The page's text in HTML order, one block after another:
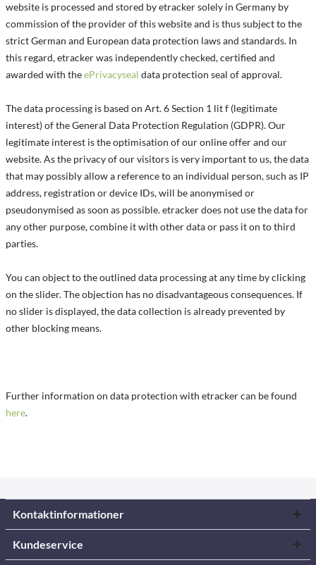
website is processed and stored by etracker solely in Germany by
commission of the provider of this website and is thus subject to the
strict German and European data protection laws and standards. In
this regard, etracker was independently checked, certified and
awarded with theePrivacyseal data protection seal of approval.
The data processing is based on Art. 6 Section 1 lit f (legitimate
interest) of the General Data Protection Regulation (GDPR). Our
legitimate interest is the optimisation of our online offer and our
website. As the privacy of our visitors is very important to us, the data
that may possibly allow a reference to an individual person, such as IP
address, registration or device IDs, will be anonymised or
pseudonymised as soon as possible. etracker does not use the data for
any other purpose, combine it with other data or pass it on to third
parties.
You can object to the outlined data processing at any time by clicking
on the slider. The objection has no disadvantageous consequences. If
no slider is displayed, the data collection is already prevented by
other blocking means.
Further information on data protection with etracker can be found
here.
Kontaktinformationer
Kundeservice